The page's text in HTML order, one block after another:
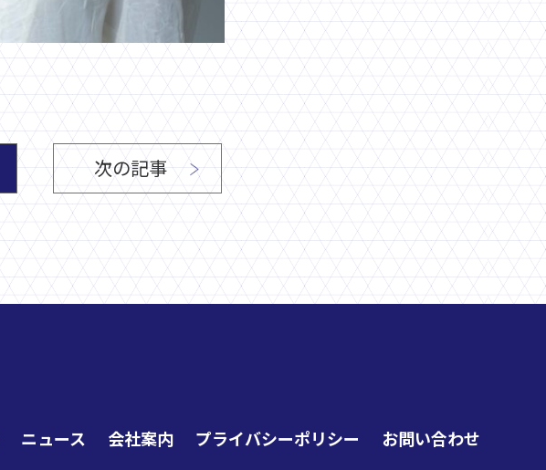
次の記事
ニュース 会社案内 プライバシーポリシー お問い合わせ